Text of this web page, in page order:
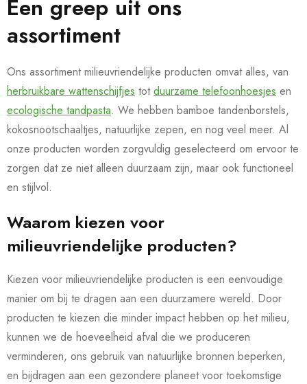
Een greep uit ons
assortiment
Ons assortiment milieuvriendelijke producten omvat alles, van
herbruikbare wattenschijfjes totduurzame telefoonhoesjes en
ecologische tandpasta. We hebben bamboe tandenborstels,
kokosnootschaaltjes, natuurlijke zepen, en nog veel meer. Al
onze producten worden zorgvuldig geselecteerd om ervoor te
zorgen dat ze niet alleen duurzaam zijn, maar ook functioneel
en stijlvol.
Waarom kiezen voor
milieuvriendelijke producten?
Kiezen voor milieuvriendelijke producten is een eenvoudige
manier om bij te dragen aan een duurzamere wereld. Door
producten te kiezen die minder impact hebben op het milieu,
kunnen we de hoeveelheid afval die we produceren
verminderen, ons gebruik van natuurlijke bronnen beperken,
en bijdragen aan een gezondere planeet voor toekomstige